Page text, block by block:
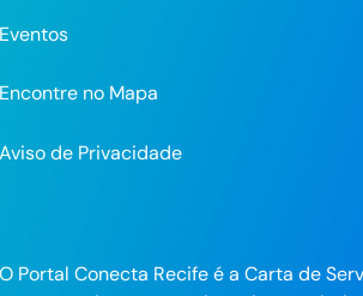
Eventos
Encontre no Mapa
Aviso de Privacidade
O Portal Conecta Recife é a Carta de